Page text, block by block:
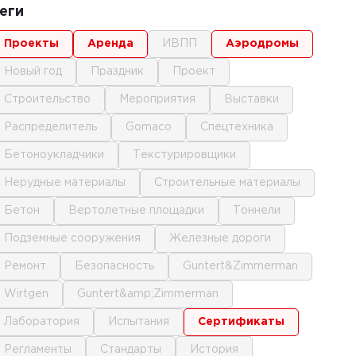
проекты аренда ИВПП аэродромы
новый год праздник проект
строительство мероприятия выставки
распределитель gomaco спецтехника
бетоноукладчики текстурировщики
нерудные материалы строительные материалы
бетон вертолетные площадки тоннели
подземные сооружения железные дороги
ремонт безопасность Guntert&Zimmerman
Wirtgen Guntert&amp;Zimmerman
лаборатория испытания сертификаты
регламенты стандарты история